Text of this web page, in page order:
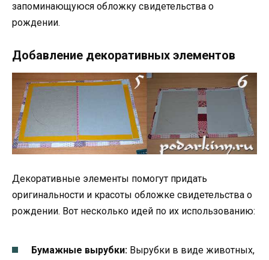
запоминающуюся обложку свидетельства о
рождении.
Добавление декоративных элементов
Декоративные элементы помогут придать
оригинальности и красоты обложке свидетельства о
рождении. Вот несколько идей по их использованию:
Бумажные вырубки: Вырубки в виде животных,